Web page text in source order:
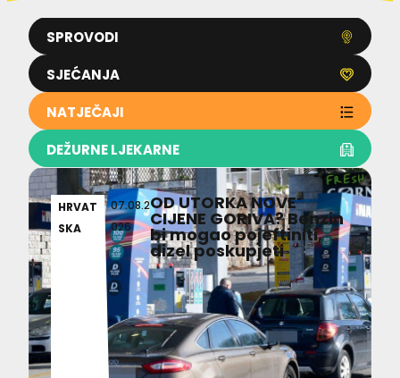
SPROVODI
SJEĆANJA
NATJEČAJI
DEŽURNE LJEKARNE
HRVAT
SKA
07.08.2
026
OD UTORKA NOVE
CIJENE GORIVA? Benzin
bi mogao pojeftiniti,
dizel poskupjeti